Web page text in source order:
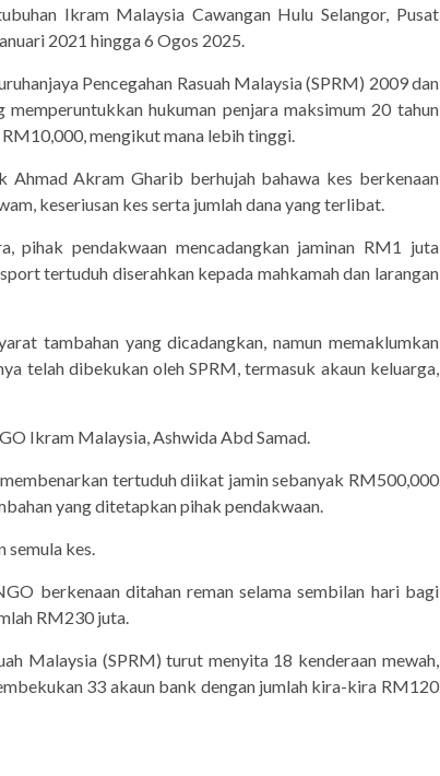
Ikram Malaysia Cawangan Hulu Selangor, Pusat
2021 hingga 6 Ogos 2025.
Pencegahan Rasuah Malaysia (SPRM) 2009 dan
hukuman penjara maksimum 20 tahun
mengikut mana lebih tinggi.
Ahmad Akram Gharib berhujah bahawa kes berkenaan
keseriusan kes serta jumlah dana yang terlibat.
pihak pendakwaan mencadangkan jaminan RM1 juta
tertuduh diserahkan kepada mahkamah dan larangan
tambahan yang dicadangkan, namun memaklumkan
telah dibekukan oleh SPRM, termasuk akaun keluarga,
Ikram Malaysia, Ashwida Abd Samad.
tertuduh diikat jamin sebanyak RM500,000
yang ditetapkan pihak pendakwaan.
semula kes.
berkenaan ditahan reman selama sembilan hari bagi
RM230 juta.
Malaysia (SPRM) turut menyita 18 kenderaan mewah,
33 akaun bank dengan jumlah kira-kira RM120